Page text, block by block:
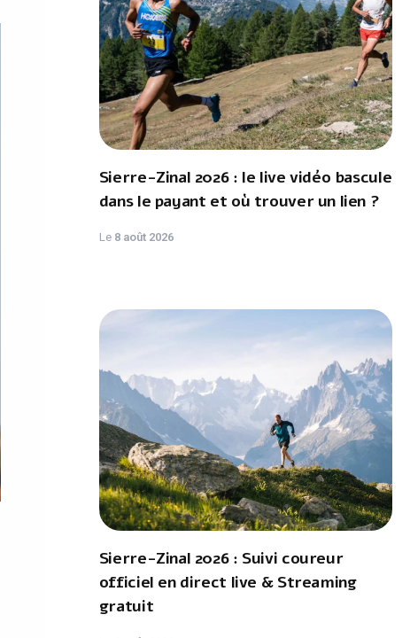
Sierre-Zinal 2026 : le live vidéo bascule
dans le payant et où trouver un lien ?
Le 8 août 2026
Sierre-Zinal 2026 : Suivi coureur
officiel en direct live & Streaming
gratuit